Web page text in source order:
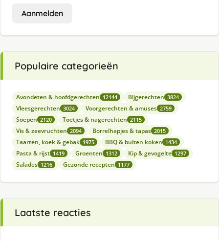
Aanmelden
Populaire categorieën
Avondeten & hoofdgerechten 12144 Bijgerechten 3824
Vleesgerechten 3024 Voorgerechten & amuses 2759
Soepen 2120 Toetjes & nagerechten 2115
Vis & zeevruchten 2094 Borrelhapjes & tapas 2015
Taarten, koek & gebak 1975 BBQ & buiten koken 1434
Pasta & rijst 1419 Groenten 1312 Kip & gevogelte 1297
Salades 1216 Gezonde recepten 1177
Laatste reacties